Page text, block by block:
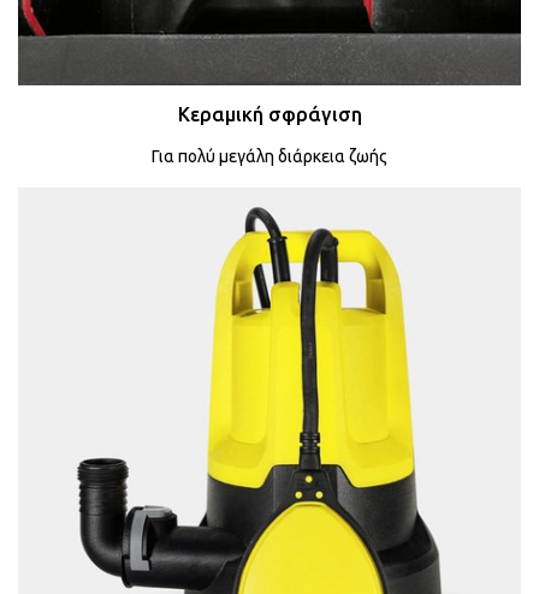
Κεραμική σφράγιση
Για πολύ μεγάλη διάρκεια ζωής